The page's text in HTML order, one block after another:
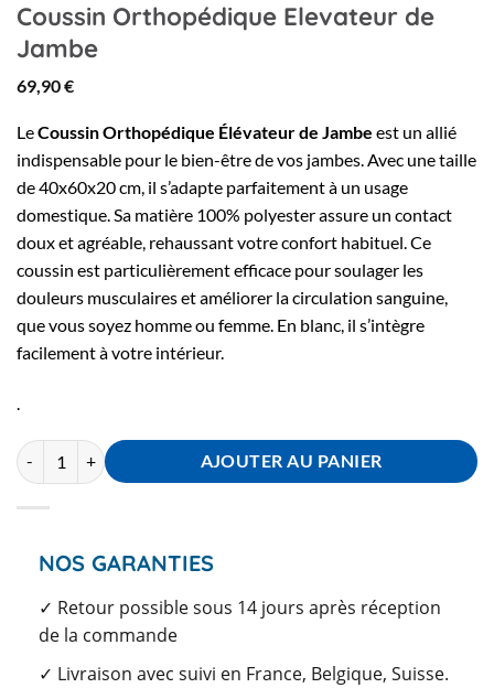
Coussin Orthopédique Elevateur de
Jambe
69,90€
LeCoussin Orthopédique Élévateur de Jambe est un allié
indispensable pour le bien-être de vos jambes. Avec une taille
de 40x60x20 cm, il s’adapte parfaitement à un usage
domestique. Sa matière 100% polyester assure un contact
doux et agréable, rehaussant votre confort habituel. Ce
coussin est particulièrement efficace pour soulager les
douleurs musculaires et améliorer la circulation sanguine,
que vous soyez homme ou femme. En blanc, il s’intègre
facilement à votre intérieur.
AJOUTER AU PANIER
NOS GARANTIES
✓ Retour possible sous 14 jours après réception
de la commande
✓ Livraison avec suivi en France, Belgique, Suisse.